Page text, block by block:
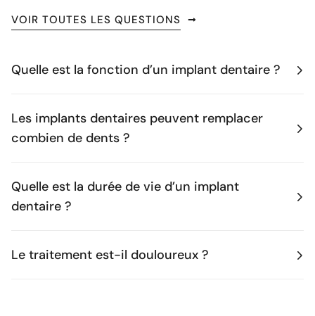
VOIR TOUTES LES QUESTIONS
Quelle est la fonction d’un implant dentaire ?
Les implants dentaires peuvent remplacer
combien de dents ?
Quelle est la durée de vie d’un implant
dentaire ?
Le traitement est-il douloureux ?